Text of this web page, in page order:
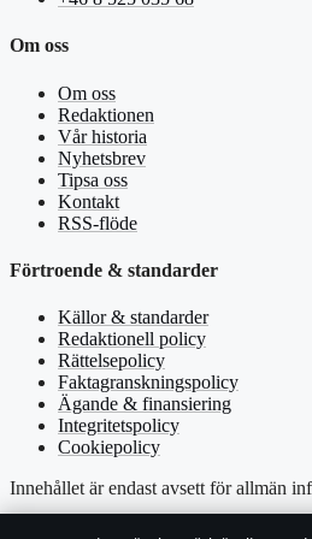
Om oss
Om oss
Redaktionen
Vår historia
Nyhetsbrev
Tipsa oss
Kontakt
RSS-flöde
Förtroende & standarder
Källor & standarder
Redaktionell policy
Rättelsepolicy
Faktagranskningspolicy
Ägande & finansiering
Integritetspolicy
Cookiepolicy
Innehållet är endast avsett för allmän